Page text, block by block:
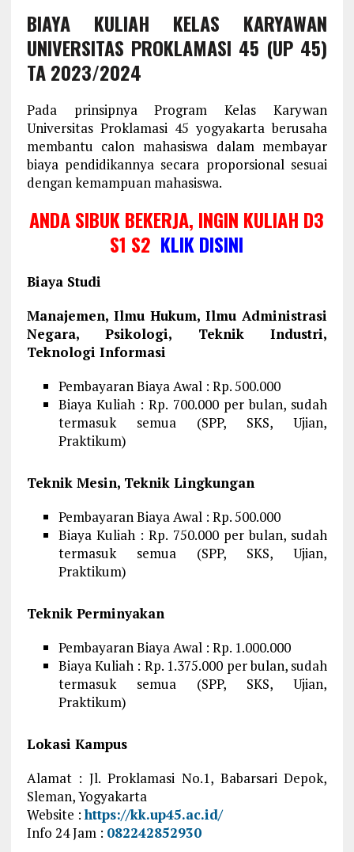
BIAYA KULIAH KELAS KARYAWAN
UNIVERSITAS PROKLAMASI 45 (UP 45)
TA 2023/2024
Pada prinsipnya Program Kelas Karywan
Universitas Proklamasi 45 yogyakarta berusaha
membantu calon mahasiswa dalam membayar
biaya pendidikannya secara proporsional sesuai
dengan kemampuan mahasiswa.
ANDA SIBUK BEKERJA, INGIN KULIAH D3
S1 S2 KLIK DISINI
Biaya Studi
Manajemen, Ilmu Hukum, Ilmu Administrasi
Negara, Psikologi, Teknik Industri,
Teknologi Informasi
Pembayaran Biaya Awal : Rp. 500.000
Biaya Kuliah : Rp. 700.000 per bulan, sudah
termasuk semua (SPP, SKS, Ujian,
Praktikum)
Teknik Mesin, Teknik Lingkungan
Pembayaran Biaya Awal : Rp. 500.000
Biaya Kuliah : Rp. 750.000 per bulan, sudah
termasuk semua (SPP, SKS, Ujian,
Praktikum)
Teknik Perminyakan
Pembayaran Biaya Awal : Rp. 1.000.000
Biaya Kuliah : Rp. 1.375.000 per bulan, sudah
termasuk semua (SPP, SKS, Ujian,
Praktikum)
Lokasi Kampus
Alamat : Jl. Proklamasi No.1, Babarsari Depok,
Sleman, Yogyakarta
Website :https://kk.up45.ac.id/
Info 24 Jam : 082242852930